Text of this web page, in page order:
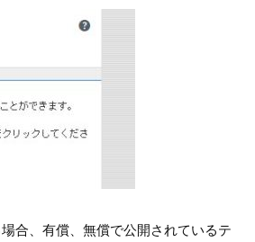
合、有償、無償で公開されているテ